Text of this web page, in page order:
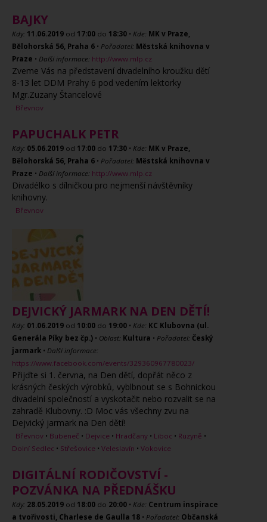
BAJKY
Kdy: 11.06.2019 od 17:00 do 18:30 • Kde: MK v Praze,
Bělohorská 56, Praha 6 • Pořadatel: Městská knihovna v
Praze • Další informace: http://www.mlp.cz
Zveme Vás na představení divadelního kroužku dětí
8-13 let DDM Prahy 6 pod vedením lektorky
Mgr.Zuzany Štancelové
Břevnov
PAPUCHALK PETR
Kdy: 05.06.2019 od 17:00 do 17:30 • Kde: MK v Praze,
Bělohorská 56, Praha 6 • Pořadatel: Městská knihovna v
Praze • Další informace: http://www.mlp.cz
Divadélko s dílničkou pro nejmenší návštěvníky
knihovny.
Břevnov
DEJVICKÝ JARMARK NA DEN DĚTÍ!
Kdy: 01.06.2019 od 10:00 do 19:00 • Kde: KC Klubovna (ul.
Generála Píky bez čp.) • Oblast: Kultura • Pořadatel: Český
jarmark • Další informace:
https://www.facebook.com/events/329360967780023/
Přijďte si 1. června, na Den dětí, dopřát něco z
krásných českých výrobků, vyblbnout se s Bohnickou
divadelní společností a vyskotačit nebo rozvalit se na
zahradě Klubovny. :D Moc vás všechny zvu na
Dejvický jarmark na Den dětí!
Břevnov • Bubeneč • Dejvice • Hradčany • Liboc • Ruzyně •
Dolní Sedlec • Střešovice • Veleslavín • Vokovice
DIGITÁLNÍ RODIČOVSTVÍ -
POZVÁNKA NA PŘEDNÁŠKU
Kdy: 28.05.2019 od 18:00 do 20:00 • Kde: Centrum inspirace
a tvořivosti, Charlese de Gaulla 18 • Pořadatel: Občanská